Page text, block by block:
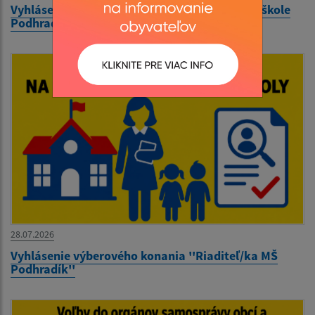
Vyhlásenie volieb do rady školy pri Materskej škole
Podhradík
28.07.2026
Vyhlásenie výberového konania ''Riaditeľ/ka MŠ
Podhradík''